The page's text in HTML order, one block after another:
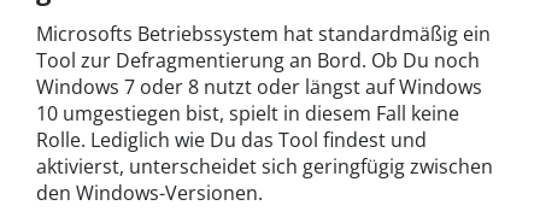
Microsofts Betriebssystem hat standardmäßig ein
Tool zur Defragmentierung an Bord. Ob Du noch
Windows 7 oder 8 nutzt oder längst auf Windows
10 umgestiegen bist, spielt in diesem Fall keine
Rolle. Lediglich wie Du das Tool findest und
aktivierst, unterscheidet sich geringfügig zwischen
den Windows-Versionen.